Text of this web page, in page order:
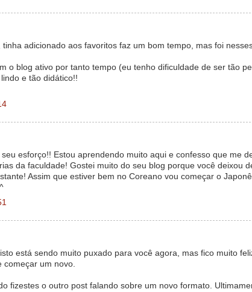
adicionado aos favoritos faz um bom tempo, mas foi
o blog ativo por tanto tempo (eu tenho dificuldade de ser tão
e tão didático!!
esforço!! Estou aprendendo muito aqui e confesso que me
da faculdade! Gostei muito do seu blog porque você deixou
Assim que estiver bem no Coreano vou começar o
está sendo muito puxado para você agora, mas fico muito
um novo.
fizestes o outro post falando sobre um novo formato.